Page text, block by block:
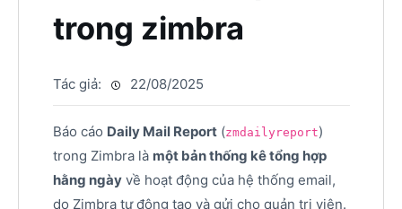
trong zimbra
Tác giả: 22/08/2025
Báo cáo Daily Mail Report(zmdailyreport)
trong Zimbra là một bản thống kê tổng hợp
hằng ngàyvề hoạt động của hệ thống email,
do Zimbra tự động tạo và gửi cho quản trị viên.